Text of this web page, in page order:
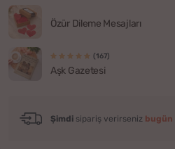
Özür Dileme Mesajları
(167)
Aşk Gazetesi
Şimdi sipariş verirseniz bugün